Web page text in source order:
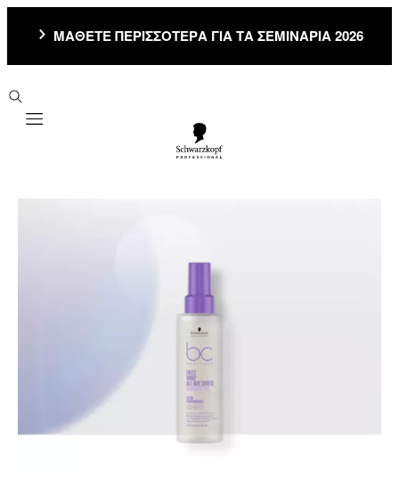
ΜΑΘΕΤΕ ΠΕΡΙΣΣΟΤΕΡΑ ΓΙΑ ΤΑ ΣΕΜΙΝΑΡΙΑ 2026
Mobile navigation